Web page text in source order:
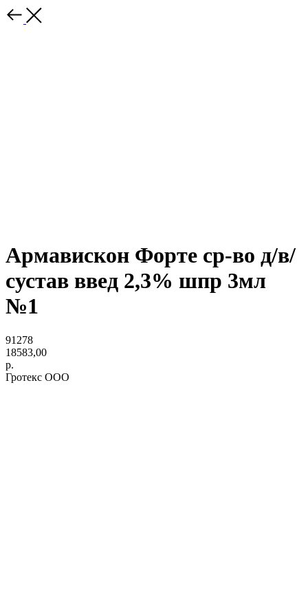
Армавискон Форте ср-во д/в/
сустав введ 2,3% шпр 3мл
№1
91278
18583,00
р.
Гротекс ООО